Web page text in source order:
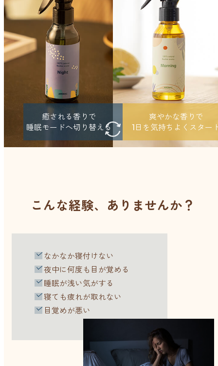
どこでも
アロミック・フロー
虫除け
アンチバグプレミアム
ダニ除け
アンチダニー
アロミックデオ
(シトラスミント)
リラックスタイム
エッセンシャルミスト
オレンジ
レモン
お電話での ご注文
0120-201-074
＊受付：平日10:00～17:00(土日祝定休)
＊長期休業についてはこちら をご確認ください
お問い合わせ
お問い合わせいただく前に一度、「よくある質問」をご確認くださ
癒される香りで
睡眠モードへ切り替える
爽やかな香りで
1日を気持ちよくスター
こんな経験、ありませんか？
なかなか寝付けない
夜中に何度も目が覚める
睡眠が浅い気がする
寝ても疲れが取れない
目覚めが悪い